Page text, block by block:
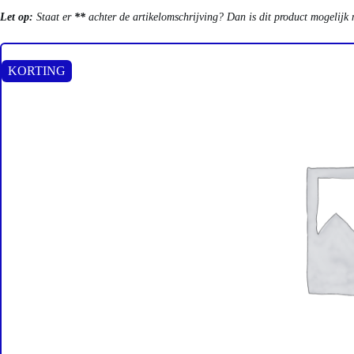
Let op: Staat er ** achter de artikelomschrijving? Dan is dit product
KORTING